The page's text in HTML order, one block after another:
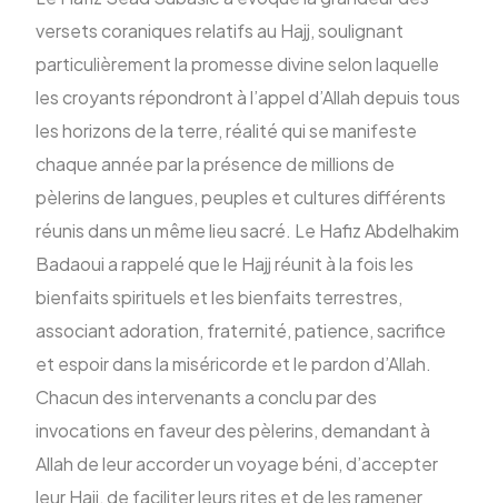
versets coraniques relatifs au Hajj, soulignant
particulièrement la promesse divine selon laquelle
les croyants répondront à l’appel d’Allah depuis tous
les horizons de la terre, réalité qui se manifeste
chaque année par la présence de millions de
pèlerins de langues, peuples et cultures différents
réunis dans un même lieu sacré. Le Hafiz Abdelhakim
Badaoui a rappelé que le Hajj réunit à la fois les
bienfaits spirituels et les bienfaits terrestres,
associant adoration, fraternité, patience, sacrifice
et espoir dans la miséricorde et le pardon d’Allah.
Chacun des intervenants a conclu par des
invocations en faveur des pèlerins, demandant à
Allah de leur accorder un voyage béni, d’accepter
leur Hajj, de faciliter leurs rites et de les ramener